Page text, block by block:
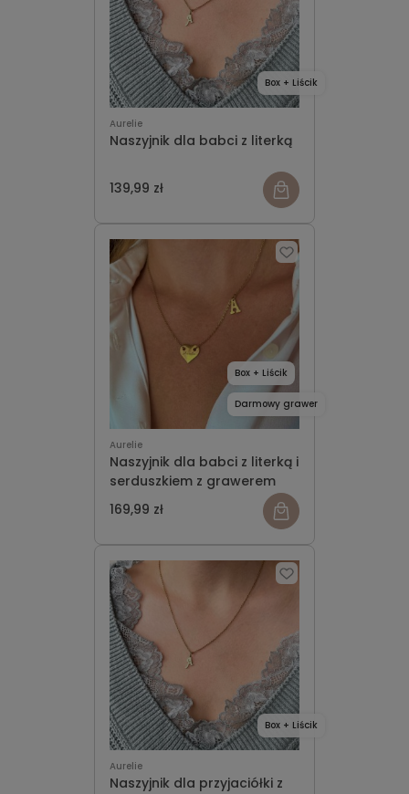
Aurelie
Naszyjnik dla babci z literką
139,99 zł
Box + Liścik
Aurelie
Naszyjnik dla babci z literką i
serduszkiem z grawerem
169,99 zł
Box + Liścik
Darmowy grawer
Aurelie
Naszyjnik dla przyjaciółki z
Box + Liścik